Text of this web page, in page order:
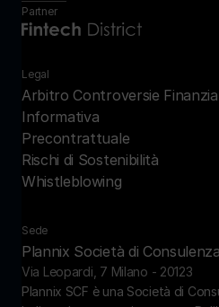
Partner
Sede
Plannix Società di
Via Leopardi, 7 Milano - 20123
Legal
Arbitro Controversie
Informativa
Precontrattuale
Rischi di Sostenibilità
Whistleblowing
Plannix SCF è una Società di